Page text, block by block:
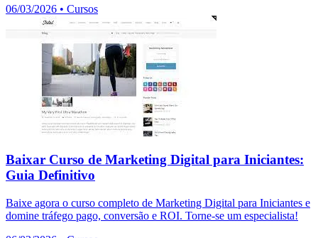
06/03/2026 • Cursos
Baixar Curso de Marketing Digital para Iniciantes:
Guia Definitivo
Baixe agora o curso completo de Marketing Digital para Iniciantes e
domine tráfego pago, conversão e ROI. Torne-se um especialista!